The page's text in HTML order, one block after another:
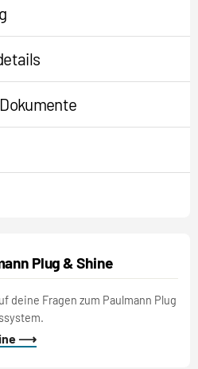
Plug & Shine
deine Fragen zum Paulmann Plug
⟶